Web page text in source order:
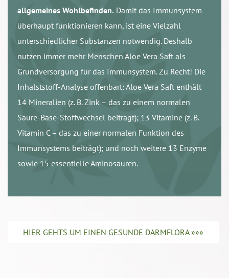
allgemeines Wohlbefinden. Damit das Immunsystem
überhaupt funktionieren kann, ist eine Vielzahl
unterschiedlicher Substanzen notwendig. Deshalb
nutzen immer mehr Menschen Aloe Vera Saft als
Grundversorgung für das Immunsystem. Zu Recht! Die
Inhalststoff-Analyse offenbart: Aloe Vera Saft enthält
14 Mineralien (z. B. Zink – das zu einem normalen
Säure-Base-Stoffwechsel beiträgt); 13 Vitamine (z. B.
Vitamin C – das zu einer normalen Funktion des
Immunsystems beiträgt); und noch weitere 13 Enzyme
sowie 15 essentielle Aminosäuren.
HIER GEHTS UM EINEN GESUNDE DARMFLORA »»»